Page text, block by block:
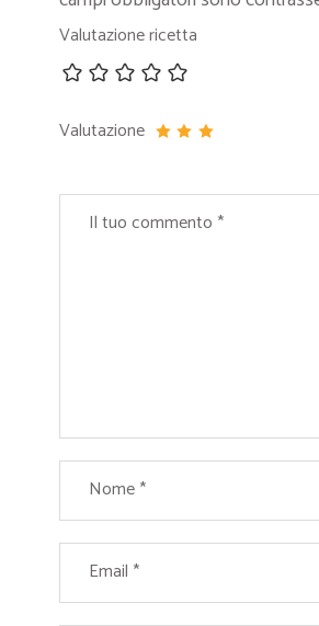
Valutazione ricetta
Valutazione